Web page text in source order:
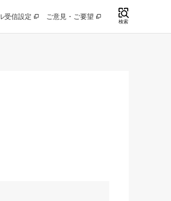
受信設定 ご意見・ご要望
検索